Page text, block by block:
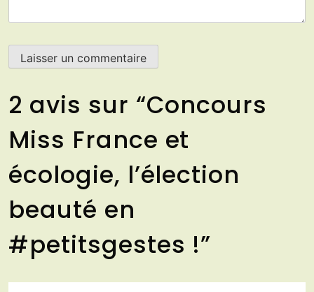
2 avis sur “Concours
Miss France et
écologie, l’élection
beauté en
#petitsgestes !”